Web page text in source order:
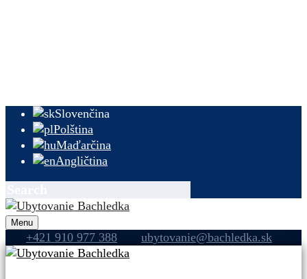
Slovenčina
Polština
Maďarčina
Angličtina
Menu
+421 910 977 388 ubytovanie@bachledka.sk